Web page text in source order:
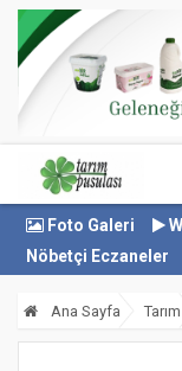
Foto Galeri
Nöbetçi Eczaneler
Ana Sayfa Tarım